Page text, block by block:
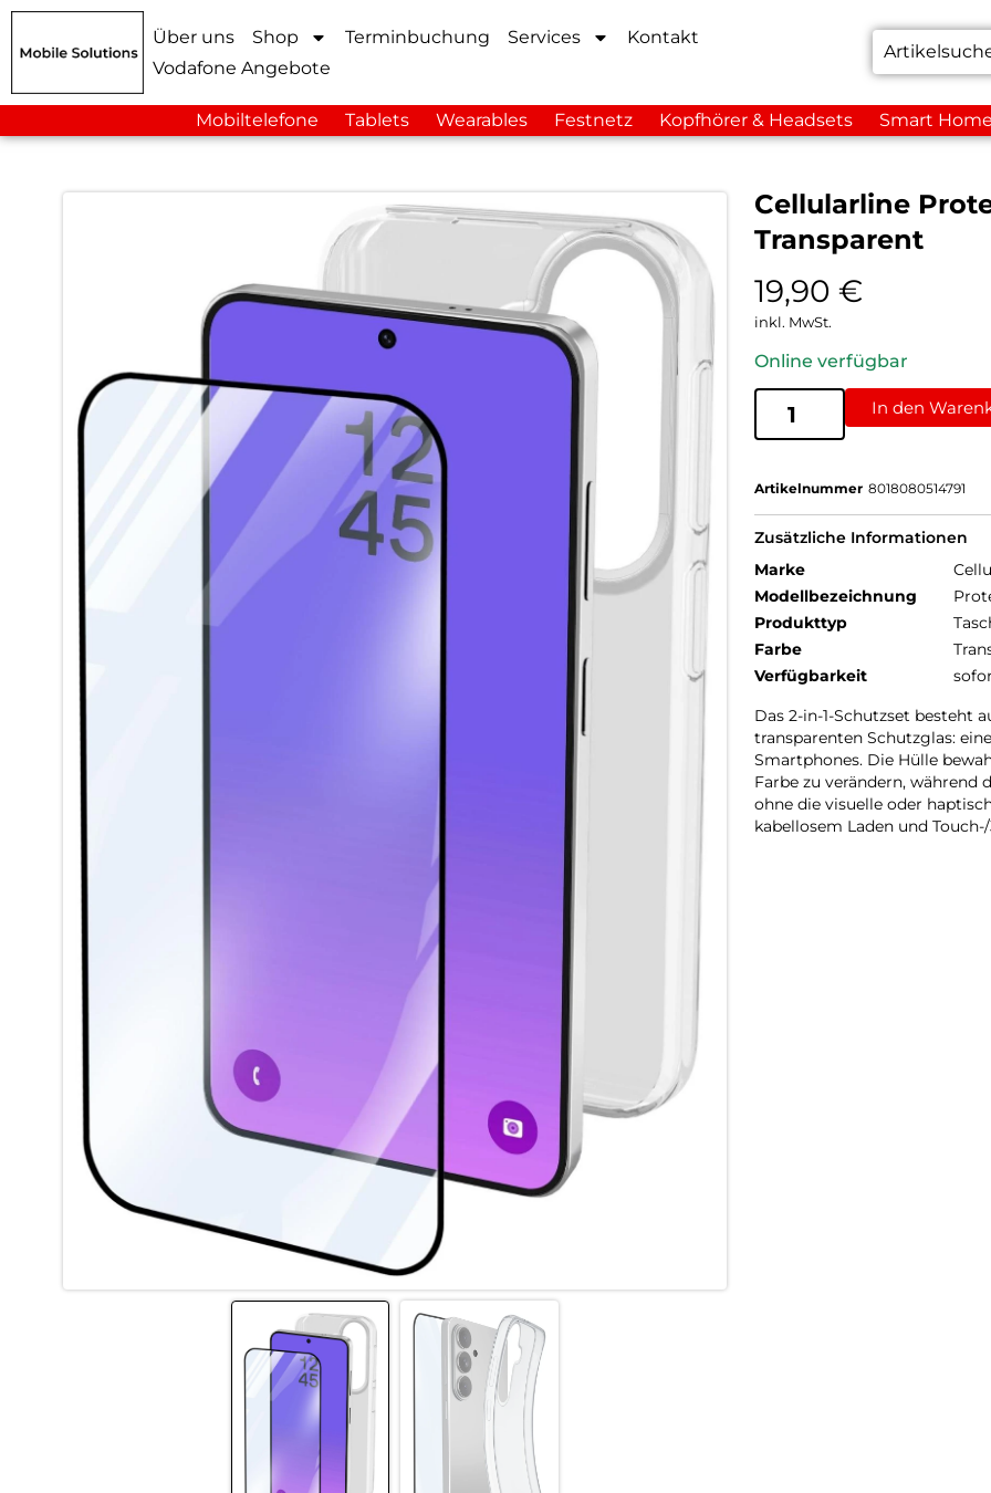
Über uns Shop Terminbuchung Services
Kontakt
Vodafone Angebote
Mobiltelefone Tablets Wearables Festnetz Kopfhörer & Headsets Smart
Cellularline
Transparent
19,90 €
inkl. MwSt.
Online verfügbar
In den
Artikelnummer 8018080514791
Zusätzliche Informationen
Marke
Modellbezeichnung
Produkttyp
Farbe
Verfügbarkeit
Das 2-in-1-Schutzset besteht
transparenten Schutzglas:
Smartphones. Die Hülle
Farbe zu verändern, während
ohne die visuelle oder
kabellosem Laden und